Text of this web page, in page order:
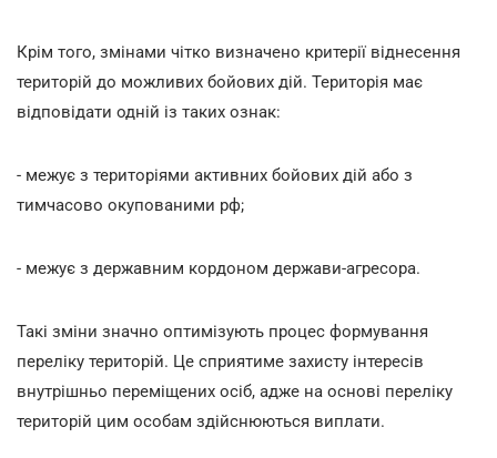
Крім того, змінами чітко визначено критерії віднесення
територій до можливих бойових дій. Територія має
відповідати одній із таких ознак:
- межує з територіями активних бойових дій або з
тимчасово окупованими рф;
- межує з державним кордоном держави-агресора.
Такі зміни значно оптимізують процес формування
переліку територій. Це сприятиме захисту інтересів
внутрішньо переміщених осіб, адже на основі переліку
територій цим особам здійснюються виплати.